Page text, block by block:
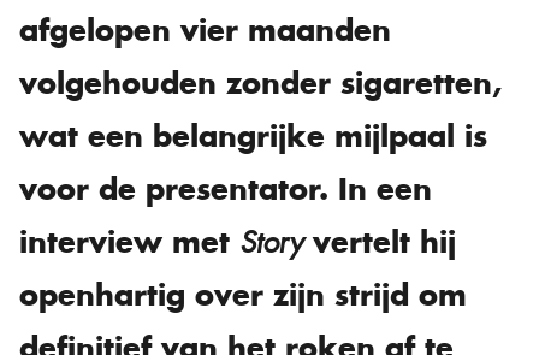
afgelopen vier maanden
volgehouden zonder sigaretten,
wat een belangrijke mijlpaal is
voor de presentator. In een
interview met Storyvertelt hij
openhartig over zijn strijd om